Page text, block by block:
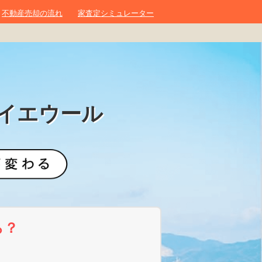
不動産売却の流れ 家査定シミュレーター
エウール